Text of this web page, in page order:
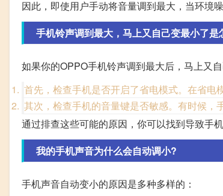
因此，即使用户手动将音量调到最大，当环境
手机铃声调到最大，马上又自己变最小了是
如果你的OPPO手机铃声调到最大后，马上又
首先，检查手机是否开启了省电模式。在省电
其次，检查手机的音量键是否敏感。有时候，
通过排查这些可能的原因，你可以找到导致手
我的手机声音为什么会自动调小?
手机声音自动变小的原因是多种多样的：